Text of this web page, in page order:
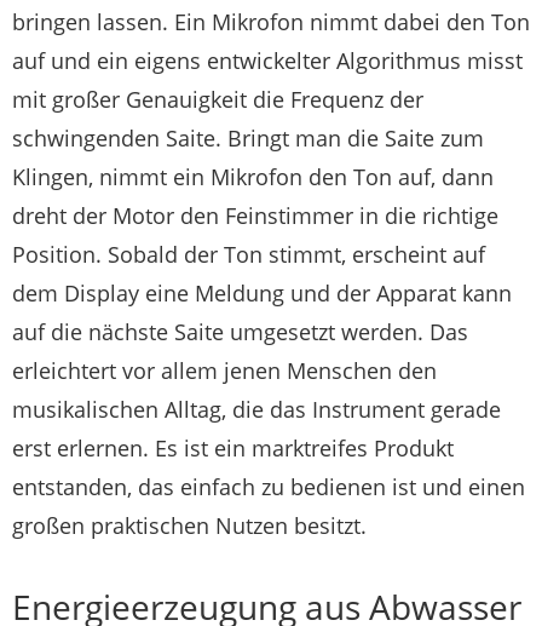
bringen lassen. Ein Mikrofon nimmt dabei den Ton
auf und ein eigens entwickelter Algorithmus misst
mit großer Genauigkeit die Frequenz der
schwingenden Saite. Bringt man die Saite zum
Klingen, nimmt ein Mikrofon den Ton auf, dann
dreht der Motor den Feinstimmer in die richtige
Position. Sobald der Ton stimmt, erscheint auf
dem Display eine Meldung und der Apparat kann
auf die nächste Saite umgesetzt werden. Das
erleichtert vor allem jenen Menschen den
musikalischen Alltag, die das Instrument gerade
erst erlernen. Es ist ein marktreifes Produkt
entstanden, das einfach zu bedienen ist und einen
großen praktischen Nutzen besitzt.
Energieerzeugung aus Abwasser